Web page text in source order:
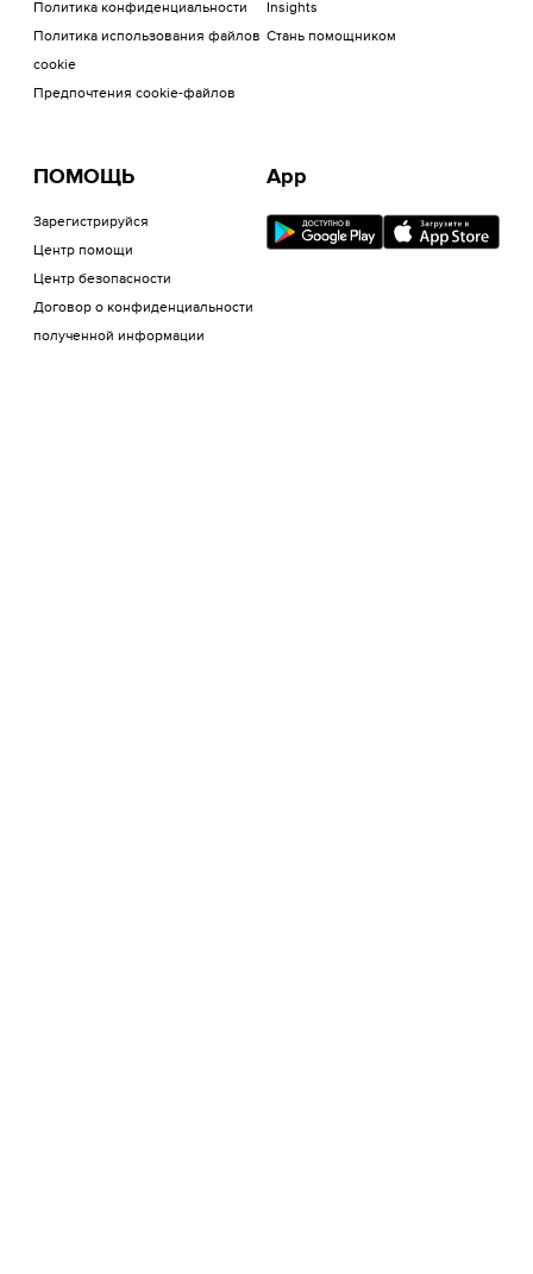
Политика конфиденциальности
Политика использования файлов
cookie
Предпочтения cookie-файлов
Insights
Стань помощником
ПОМОЩЬ
Зарегистрируйся
Центр помощи
Центр безопасности
Договор о конфиденциальности
полученной информации
App